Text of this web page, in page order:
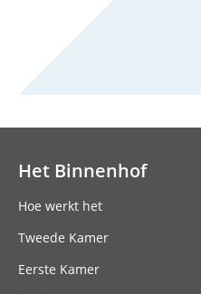
Het Binnenhof
Hoe werkt het
Tweede Kamer
Eerste Kamer